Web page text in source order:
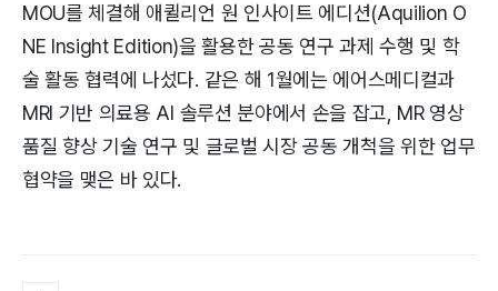
MOU를 체결해 애퀼리언 원 인사이트 에디션(Aquilion O
NE Insight Edition)을 활용한 공동 연구 과제 수행 및 학
술 활동 협력에 나섰다. 같은 해 1월에는 에어스메디컬과
MRI 기반 의료용 AI 솔루션 분야에서 손을 잡고, MR 영상
품질 향상 기술 연구 및 글로벌 시장 공동 개척을 위한 업무
협약을 맺은 바 있다.